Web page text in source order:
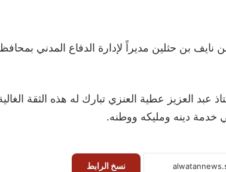
نايف بن حثلين مديراً لإدارة الدفاع المدني
عبد العزيز عطية العنزي تبارك له هذه الثقة
خدمة دينه ومليكه ووطنه.
نسخ الرابط